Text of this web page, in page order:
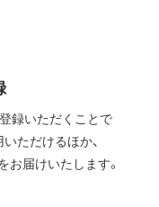
録いただくことで
ただけるほか、
届けいたします。